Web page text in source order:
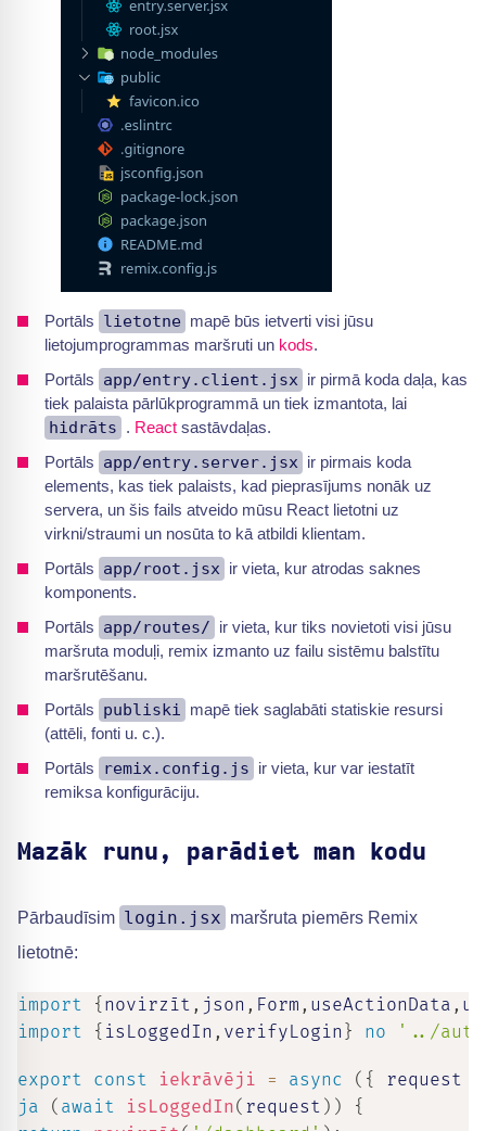
Portāls lietotne mapē būs ietverti visi jūsu
lietojumprogrammas maršruti un kods.
Portāls app/entry.client.jsx ir pirmā koda daļa, kas
tiek palaista pārlūkprogrammā un tiek izmantota, lai
hidrāts . React sastāvdaļas.
Portāls app/entry.server.jsx ir pirmais koda
elements, kas tiek palaists, kad pieprasījums nonāk uz
servera, un šis fails atveido mūsu React lietotni uz
virkni/straumi un nosūta to kā atbildi klientam.
Portāls app/root.jsx ir vieta, kur atrodas saknes
komponents.
Portāls app/routes/ ir vieta, kur tiks novietoti visi jūsu
maršruta moduļi, remix izmanto uz failu sistēmu balstītu
maršrutēšanu.
Portāls publiski mapē tiek saglabāti statiskie resursi
(attēli, fonti u. c.).
Portāls
remix.config.js ir vieta, kur var iestatīt
remiksa konfigurāciju.
Mazāk runu, parādiet man kodu
Pārbaudīsim login.jsx maršruta piemērs Remix
lietotnē:
import { novirzīt , json , Form , useActionData ,
import
{ isLoggedIn , verifyLogin } no '../
export const iekrāvēji = async ( { request
ja
( await isLoggedIn( request ) )
{